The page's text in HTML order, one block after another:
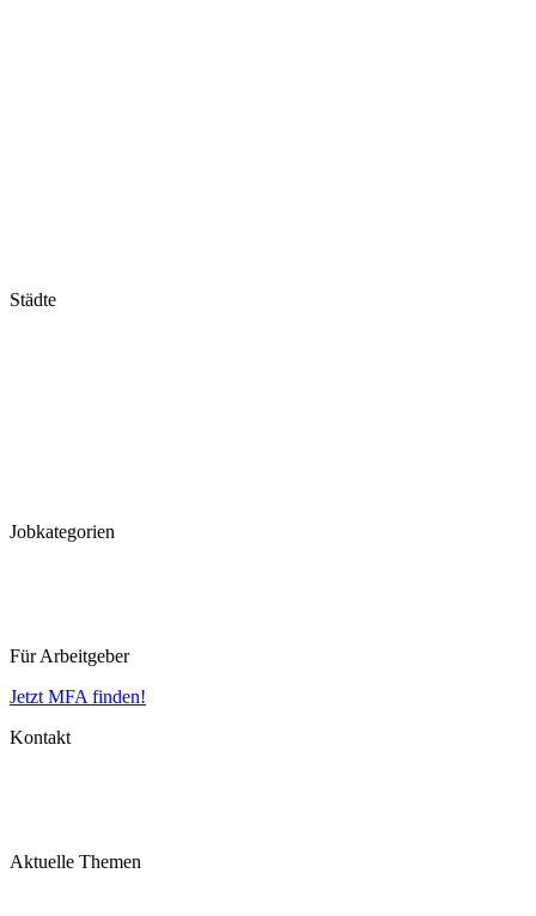
Städte
Jobkategorien
Für Arbeitgeber
Jetzt MFA finden!
Kontakt
Aktuelle Themen